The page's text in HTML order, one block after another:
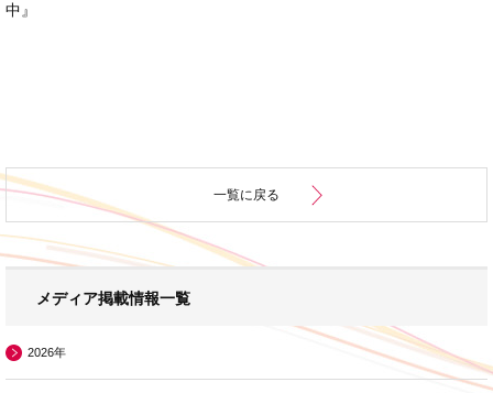
中』
一覧に戻る
メディア掲載情報一覧
2026年